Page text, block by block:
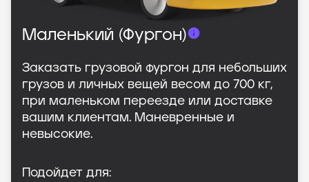
Маленький (Фургон)
Заказать грузовой фургон для небольших
грузов и личных вещей весом до 700 кг,
при маленьком переезде или доставке
вашим клиентам. Маневренные и
невысокие.
Подойдет для: